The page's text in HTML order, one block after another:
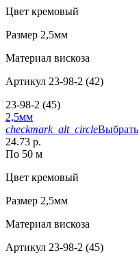
Цвет кремовый
Размер 2,5мм
Материал вискоза
Артикул 23-98-2 (42)
23-98-2 (45)
2,5мм
checkmark_alt_circleВыбрать
24.73 р.
По 50 м
Цвет кремовый
Размер 2,5мм
Материал вискоза
Артикул 23-98-2 (45)